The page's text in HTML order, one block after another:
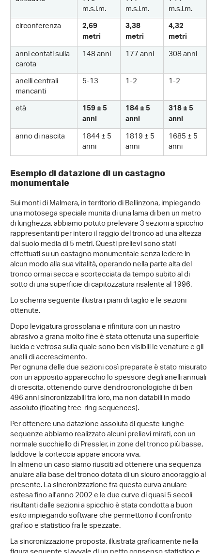
m.s.l.m. m.s.l.m.
m.s.l.m.
circonferenza
2,69
metri
3,38
metri
4,32
metri
anni contati sulla
carota
148 anni 177 anni
308 anni
anelli centrali
mancanti
5-13 1-2
1-2
età
159 ± 5
anni
184 ± 5
anni
318 ± 5
anni
anno di nascita 1844 ± 5
anni
1819 ± 5
anni
1685 ± 5
anni
Esempio di datazione di un castagno
monumentale
Sui monti di Malmera, in territorio di Bellinzona, impiegando
una motosega speciale munita di una lama di ben un metro
di lunghezza, abbiamo potuto prelevare 3 sezioni a spicchio
rappresentanti per intero il raggio del tronco ad una altezza
dal suolo media di 5 metri. Questi prelievi sono stati
effettuati su un castagno monumentale senza ledere in
alcun modo alla sua vitalità, operando nella parte alta del
tronco ormai secca e scortecciata da tempo subito al di
sotto di una superficie di capitozzatura risalente al 1996.
Lo schema seguente illustra i piani di taglio e le sezioni
ottenute.
Dopo levigatura grossolana e rifinitura con un nastro
abrasivo a grana molto fine è stata ottenuta una superficie
lucida e vetrosa sulla quale sono ben visibili le venature e gli
anelli di accrescimento.
Per ognuna delle due sezioni così preparate è stato misurato
con un apposito apparecchio lo spessore degli anelli annuali
di crescita, ottenendo curve dendrocronologiche di ben
496 anni sincronizzabili tra loro, ma non databili in modo
assoluto (floating tree-ring sequences).
Per ottenere una datazione assoluta di queste lunghe
sequenze abbiamo realizzato alcuni prelievi mirati, con un
normale succhiello di Pressler, in zone del tronco più basse,
laddove la corteccia appare ancora viva.
In almeno un caso siamo riusciti ad ottenere una sequenza
anulare alla base del tronco dotata di un sicuro ancoraggio al
presente. La sincronizzazione fra questa curva anulare
estesa fino all'anno 2002 e le due curve di quasi 5 secoli
risultanti dalle sezioni a spicchio è stata condotta a buon
esito impiegando software che permettono il confronto
grafico e statistico fra le spezzate.
La sincronizzazione proposta, illustrata graficamente nella